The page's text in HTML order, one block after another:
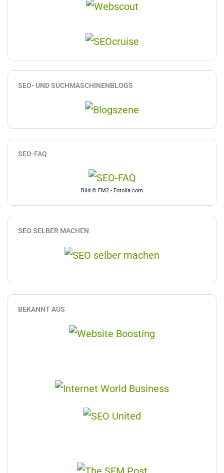
SEO- UND SUCHMASCHINENBLOGS
SEO-FAQ
Bild © FM2 - Fotolia.com
SEO SELBER MACHEN
BEKANNT AUS